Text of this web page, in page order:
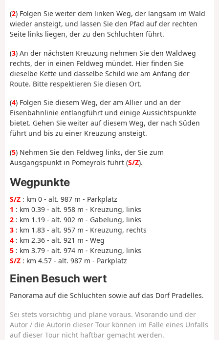
(2) Folgen Sie weiter dem linken Weg, der langsam im Wald
wieder ansteigt, und lassen Sie den Pfad auf der rechten
Seite links liegen, der zu den Schluchten führt.
(3) An der nächsten Kreuzung nehmen Sie den Waldweg
rechts, der in einen Feldweg mündet. Hier finden Sie
dieselbe Kette und dasselbe Schild wie am Anfang der
Route. Bitte respektieren Sie diesen Ort.
(4) Folgen Sie diesem Weg, der am Allier und an der
Eisenbahnlinie entlangführt und einige Aussichtspunkte
bietet. Gehen Sie weiter auf diesem Weg, der nach Süden
führt und bis zu einer Kreuzung ansteigt.
(5) Nehmen Sie den Feldweg links, der Sie zum
Ausgangspunkt in Pomeyrols führt (S/Z).
Wegpunkte
S/Z : km 0 - alt. 987 m - Parkplatz
1 : km 0.39 - alt. 958 m - Kreuzung, links
2 : km 1.19 - alt. 902 m - Gabelung, links
3 : km 1.83 - alt. 957 m - Kreuzung, rechts
4 : km 2.36 - alt. 921 m - Weg
5 : km 3.79 - alt. 974 m - Kreuzung, links
S/Z : km 4.57 - alt. 987 m - Parkplatz
Einen Besuch wert
Panorama auf die Schluchten sowie auf das Dorf Pradelles.
Sei stets vorsichtig und plane voraus. Visorando und der
Autor / die Autorin dieser Tour können im Falle eines Unfalls
auf dieser Tour nicht haftbar gemacht werden.